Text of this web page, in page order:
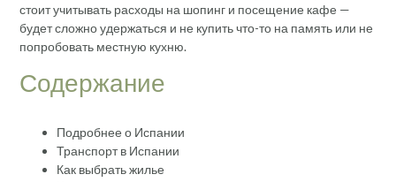
стоит учитывать расходы на шопинг и посещение кафе —
будет сложно удержаться и не купить что-то на память или не
попробовать местную кухню.
Содержание
Подробнее о Испании
Транспорт в Испании
Как выбрать жилье